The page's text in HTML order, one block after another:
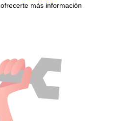
más información